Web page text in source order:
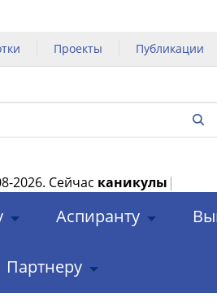
Проекты Публикации
2026. Сейчас каникулы |
Аспиранту
Партнеру